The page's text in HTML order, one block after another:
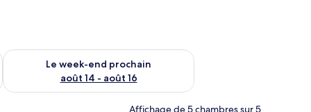
août 7 - août 9
Le week-end prochain
août 14 - août 16
Vérifier la disponibilité pour le week-end prochain août 14 -
Affichage de 5 chambres sur 5